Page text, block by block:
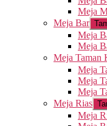
Meja
Meja Bar
Meja
Meja
Meja Taman
Meja
Meja
Meja
Meja Rias
Meja